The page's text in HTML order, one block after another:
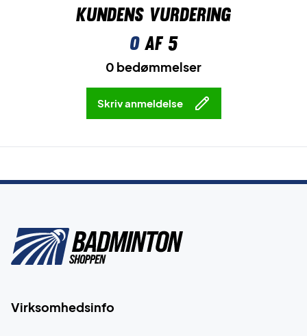
Kundens vurdering
0af 5
0 bedømmelser
Skriv anmeldelse
Virksomhedsinfo